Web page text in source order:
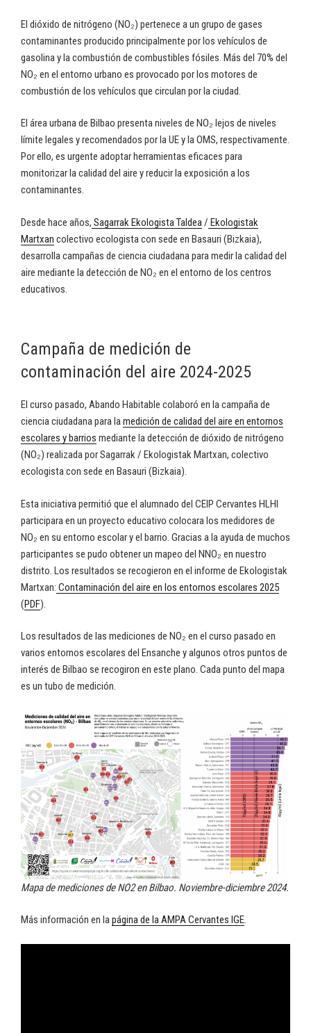
El dióxido de nitrógeno (NO₂) pertenece a un grupo de gases
contaminantes producido principalmente por los vehículos de
gasolina y la combustión de combustibles fósiles. Más del 70% del
NO₂ en el entorno urbano es provocado por los motores de
combustión de los vehículos que circulan por la ciudad.
El área urbana de Bilbao presenta niveles de NO₂ lejos de niveles
límite legales y recomendados por la UE y la OMS, respectivamente.
Por ello, es urgente adoptar herramientas eficaces para
monitorizar la calidad del aire y reducir la exposición a los
contaminantes.
Desde hace años, Sagarrak Ekologista Taldea/ Ekologistak
Martxan colectivo ecologista con sede en Basauri (Bizkaia),
desarrolla campañas de ciencia ciudadana para medir la calidad del
aire mediante la detección de NO₂ en el entorno de los centros
educativos.
Campaña de medición de
contaminación del aire 2024-2025
El curso pasado, Abando Habitable colaboró en la campaña de
ciencia ciudadana para lamedición de calidad del aire en entornos
escolares y barrios mediante la detección de dióxido de nitrógeno
(NO₂) realizada por Sagarrak / Ekologistak Martxan, colectivo
ecologista con sede en Basauri (Bizkaia).
Esta iniciativa permitió que el alumnado del CEIP Cervantes HLHI
participara en un proyecto educativo colocara los medidores de
NO₂ en su entorno escolar y el barrio. Gracias a la ayuda de muchos
participantes se pudo obtener un mapeo del NNO₂ en nuestro
distrito. Los resultados se recogieron en el informe de Ekologistak
Martxan: Contaminación del aire en los entornos escolares 2025
(PDF).
Los resultados de las mediciones de NO₂ en el curso pasado en
varios entornos escolares del Ensanche y algunos otros puntos de
interés de Bilbao se recogiron en este plano. Cada punto del mapa
es un tubo de medición.
Mapa de mediciones de NO2 en Bilbao. Noviembre-diciembre 2024.
Más información en lapágina de la AMPA Cervantes IGE.